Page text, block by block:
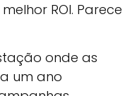
ROI. Parece
onde as
um ano